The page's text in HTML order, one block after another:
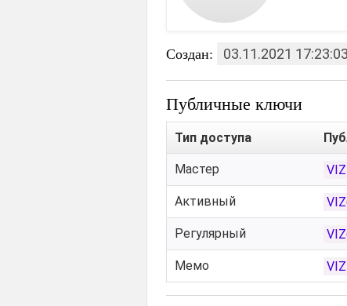
Создан: 03.11.2021 17:23:03
Публичные ключи
Тип доступа
Мастер
Активный
Регулярный
Мемо